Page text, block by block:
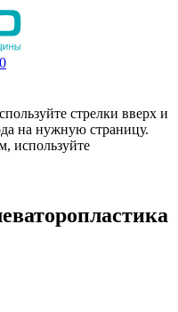
стрелки вверх и
на нужную страницу.
используйте